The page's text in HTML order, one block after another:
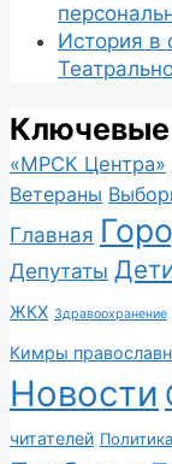
История в
Ключевые
«МРСК Центра»
Ветераны
Главная
Депутаты
ЖКХ Здравоохранение
Кимры
Новости
читателей Политика